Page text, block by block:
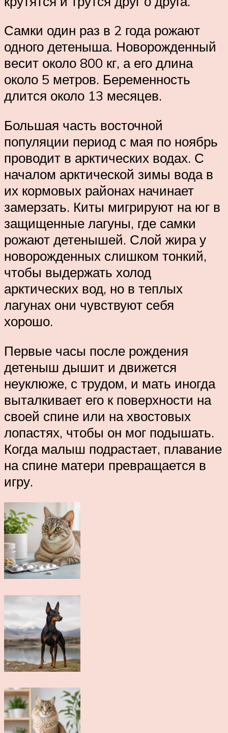
Самки один раз в 2 года рожают
одного детеныша. Новорожденный
весит около 800 кг, а его длина
около 5 метров. Беременность
длится около 13 месяцев.
Большая часть восточной
популяции период с мая по ноябрь
проводит в арктических водах. С
началом арктической зимы вода в
их кормовых районах начинает
замерзать. Киты мигрируют на юг в
защищенные лагуны, где самки
рожают детенышей. Слой жира у
новорожденных слишком тонкий,
чтобы выдержать холод
арктических вод, но в теплых
лагунах они чувствуют себя
хорошо.
Первые часы после рождения
детеныш дышит и движется
неуклюже, с трудом, и мать иногда
выталкивает его к поверхности на
своей спине или на хвостовых
лопастях, чтобы он мог подышать.
Когда малыш подрастает, плавание
на спине матери превращается в
игру.